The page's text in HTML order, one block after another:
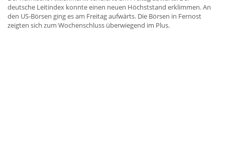
deutsche Leitindex konnte einen neuen Höchststand erklimmen. An
den US-Börsen ging es am Freitag aufwärts. Die Börsen in Fernost
zeigten sich zum Wochenschluss überwiegend im Plus.